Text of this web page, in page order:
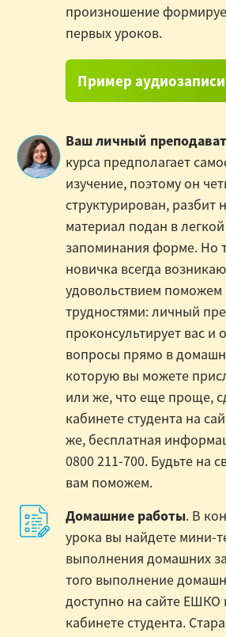
произношение
первых уроков.
Пример аудиозаписи
Ваш личный
курса предполагает
изучение, поэтому он
структурирован, разбит
материал подан в
запоминания форме. Но
новичка всегда
удовольствием поможем
трудностями: личный
проконсультирует вас и
вопросы прямо в
которую вы можете
или же, что еще проще,
кабинете студента на
же, бесплатная
0800 211-700. Будьте на
вам поможем.
Домашние работы. В
урока вы найдете мини-
выполнения домашних
того выполнение
доступно на сайте ЕШКО
кабинете студента.